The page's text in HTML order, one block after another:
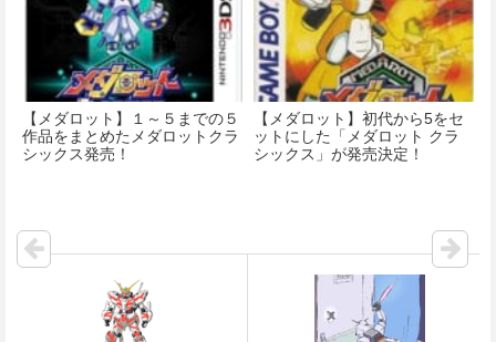
【メダロット】１～５までの５
作品をまとめたメダロットクラ
シックス発売！
【メダロット】初代から5をセ
ットにした「メダロット クラ
シックス」が発売決定！